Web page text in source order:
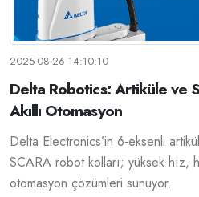
2025-08-26 14:10:10
Delta Robotics: Artiküle ve
Akıllı Otomasyon
Delta Electronics’in 6‑eksenli
SCARA robot kolları; yüksek hız,
otomasyon çözümleri sunuyor.